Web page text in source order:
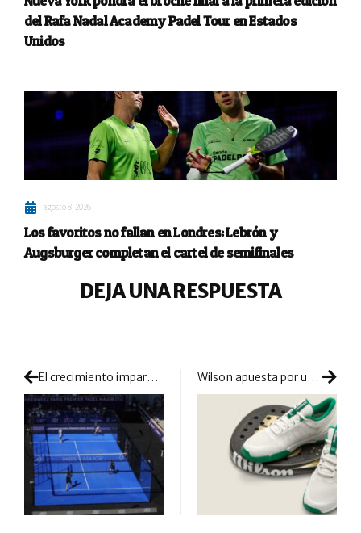
del Rafa Nadal Academy Padel Tour en Estados
Unidos
agosto 8, 2026
Los favoritos no fallan en Londres: Lebrón y
Augsburger completan el cartel de semifinales
DEJA UNA RESPUESTA
El crecimiento imparable del pádel: de deporte alternativo a fenómeno global Wilson apuesta por un calzado femenino de alto rendimiento con las Intrigue Tour